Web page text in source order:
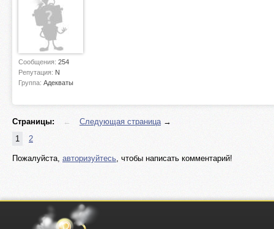
Сообщения: 254
Репутация: N
Группа: Адекваты
Страницы: ← Следующая страница→
1
2
Пожалуйста, авторизуйтесь, чтобы написать комментарий!